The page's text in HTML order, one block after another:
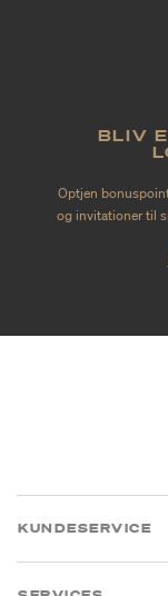
BLIV
Optjen
og invitationer til
KUNDESERVICE